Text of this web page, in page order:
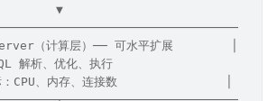
▼
（计算层）── 可水平扩展        │
解析、优化、执行                 │
：CPU、内存、连接数               │